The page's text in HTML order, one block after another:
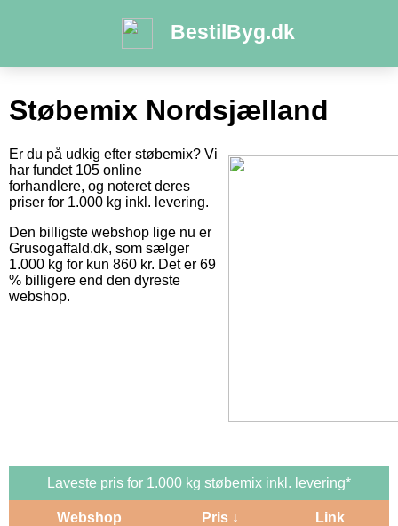
BestilByg.dk
Støbemix Nordsjælland
Er du på udkig efter støbemix? Vi
har fundet 105 online
forhandlere, og noteret deres
priser for 1.000 kg inkl. levering.
Den billigste webshop lige nu er
Grusogaffald.dk, som sælger
1.000 kg for kun 860 kr. Det er 69
% billigere end den dyreste
webshop.
Laveste pris for 1.000 kg støbemix inkl. levering*
Webshop Pris ↓ Link